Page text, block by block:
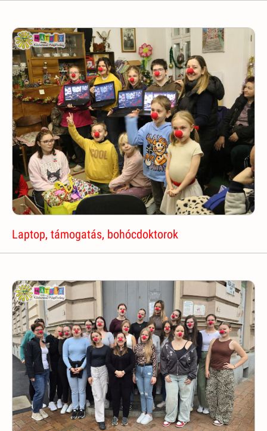
Laptop, támogatás, bohócdoktorok